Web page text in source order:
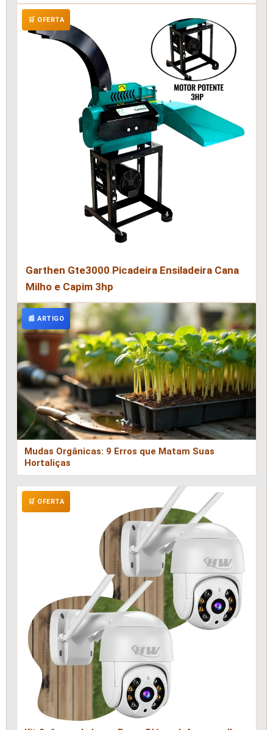
🛒 OFERTA
Garthen Gte3000 Picadeira Ensiladeira Cana
Milho e Capim 3hp
📰 ARTIGO
Mudas Orgânicas: 9 Erros que Matam Suas
Hortaliças
🛒 OFERTA